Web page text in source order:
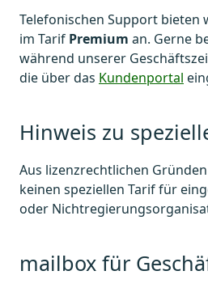
Telefonischen Support bieten
im Tarif Premium an. Gerne
während unserer
die über das Kundenportal
Hinweis zu
Aus lizenzrechtlichen
keinen speziellen Tarif für
oder
mailbox für